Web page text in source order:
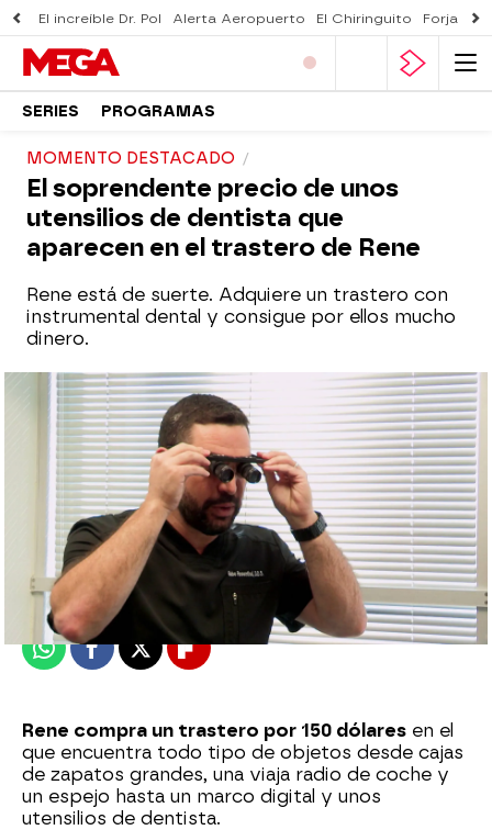
El increíble Dr. Pol Alerta Aeropuerto El Chiringuito Forjado
SERIES PROGRAMAS
MOMENTO DESTACADO
El soprendente precio de unos
utensilios de dentista que
aparecen en el trastero de Rene
Rene está de suerte. Adquiere un trastero con
instrumental dental y consigue por ellos mucho
dinero.
mega
Publicado:19 de abril de 2024, 23:33
WhatsappFacebook
X Flipboard
Rene compra un trastero por 150 dólares en el
que encuentra todo tipo de objetos desde cajas
de zapatos grandes, una viaja radio de coche y
un espejo hasta un marco digital y unos
utensilios de dentista.